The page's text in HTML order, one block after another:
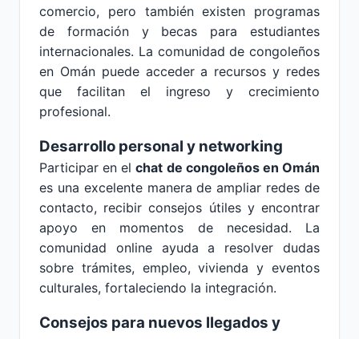
comercio, pero también existen programas
de formación y becas para estudiantes
internacionales. La comunidad de congoleños
en Omán puede acceder a recursos y redes
que facilitan el ingreso y crecimiento
profesional.
Desarrollo personal y networking
Participar en elchat de congoleños en Omán
es una excelente manera de ampliar redes de
contacto, recibir consejos útiles y encontrar
apoyo en momentos de necesidad. La
comunidad online ayuda a resolver dudas
sobre trámites, empleo, vivienda y eventos
culturales, fortaleciendo la integración.
Consejos para nuevos llegados y